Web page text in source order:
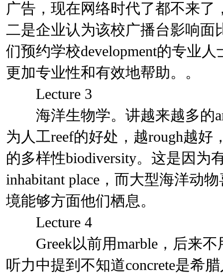
广告，现在网络时代了都不来
二是企业认为该校广播台影响面
们预约学校development的专业
更加专业性和有效地帮助。。
Lecture 3
海洋生物学。讲越来越多的
为人工reef的好处，越rough越好
的多样性biodiversity。这是因为
inhabitant place，而大型海洋动
境能够方面他们栖息。
Lecture 4
Greek以前用marble，后来不
听力中提到不知道concrete是希